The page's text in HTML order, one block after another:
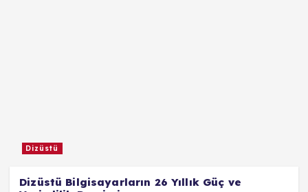
Dizüstü
Dizüstü Bilgisayarların 26 Yıllık Güç ve